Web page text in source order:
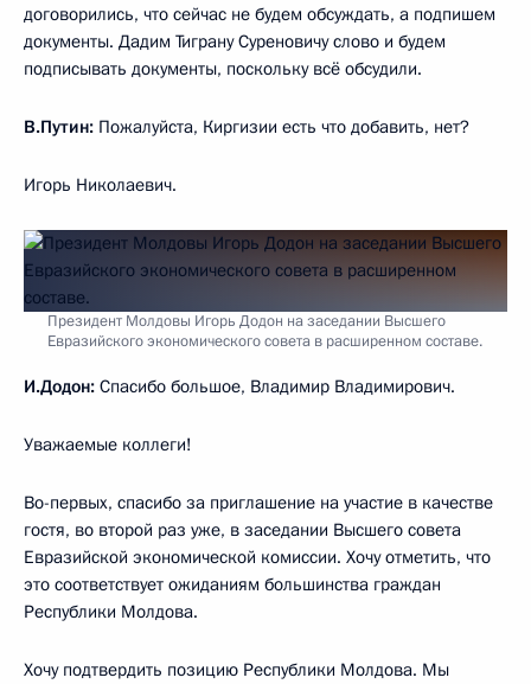
договорились, что сейчас не будем обсуждать, а подпишем
документы. Дадим Тиграну Суреновичу слово и будем
подписывать документы, поскольку всё обсудили.
В.Путин: Пожалуйста, Киргизии есть что добавить, нет?
Игорь Николаевич.
Президент Молдовы Игорь Додон на заседании Высшего
Евразийского экономического совета в расширенном составе.
И.Додон: Спасибо большое, Владимир Владимирович.
Уважаемые коллеги!
Во-первых, спасибо за приглашение на участие в качестве
гостя, во второй раз уже, в заседании Высшего совета
Евразийской экономической комиссии. Хочу отметить, что
это соответствует ожиданиям большинства граждан
Республики Молдова.
Хочу подтвердить позицию Республики Молдова. Мы